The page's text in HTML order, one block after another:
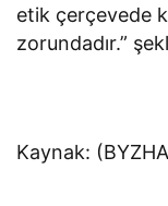
etik çerçevede
zorundadır.”
Kaynak: